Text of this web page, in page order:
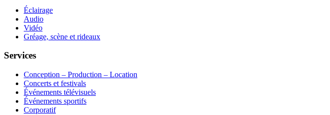
Éclairage
Audio
Vidéo
Gréage, scène et rideaux
Services
Conception – Production – Location
Concerts et festivals
Événements télévisuels
Événements sportifs
Corporatif